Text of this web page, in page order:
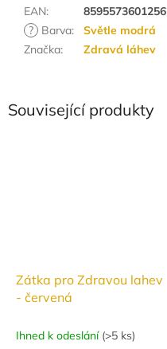
Související produkty
Zátka pro Zdravou lahev
- červená
Ihned k odeslání (>5 ks)
EAN:
8595573601256
?
Barva:
Světle modrá
Značka: Zdravá láhev